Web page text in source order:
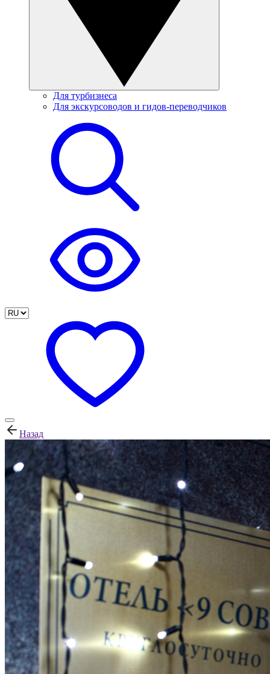
Для турбизнеса
Для экскурсоводов и гидов-переводчиков
Назад